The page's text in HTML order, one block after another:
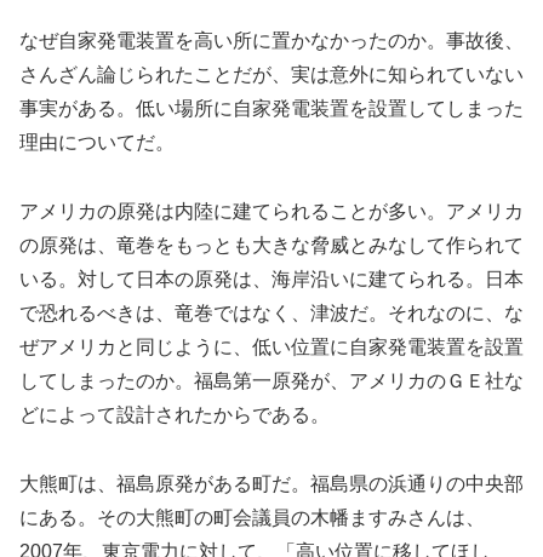
なぜ自家発電装置を高い所に置かなかったのか。事故後、
さんざん論じられたことだが、実は意外に知られていない
事実がある。低い場所に自家発電装置を設置してしまった
理由についてだ。
アメリカの原発は内陸に建てられることが多い。アメリカ
の原発は、竜巻をもっとも大きな脅威とみなして作られて
いる。対して日本の原発は、海岸沿いに建てられる。日本
で恐れるべきは、竜巻ではなく、津波だ。それなのに、な
ぜアメリカと同じように、低い位置に自家発電装置を設置
してしまったのか。福島第一原発が、アメリカのＧＥ社な
どによって設計されたからである。
大熊町は、福島原発がある町だ。福島県の浜通りの中央部
にある。その大熊町の町会議員の木幡ますみさんは、
2007年、東京電力に対して、「高い位置に移してほし